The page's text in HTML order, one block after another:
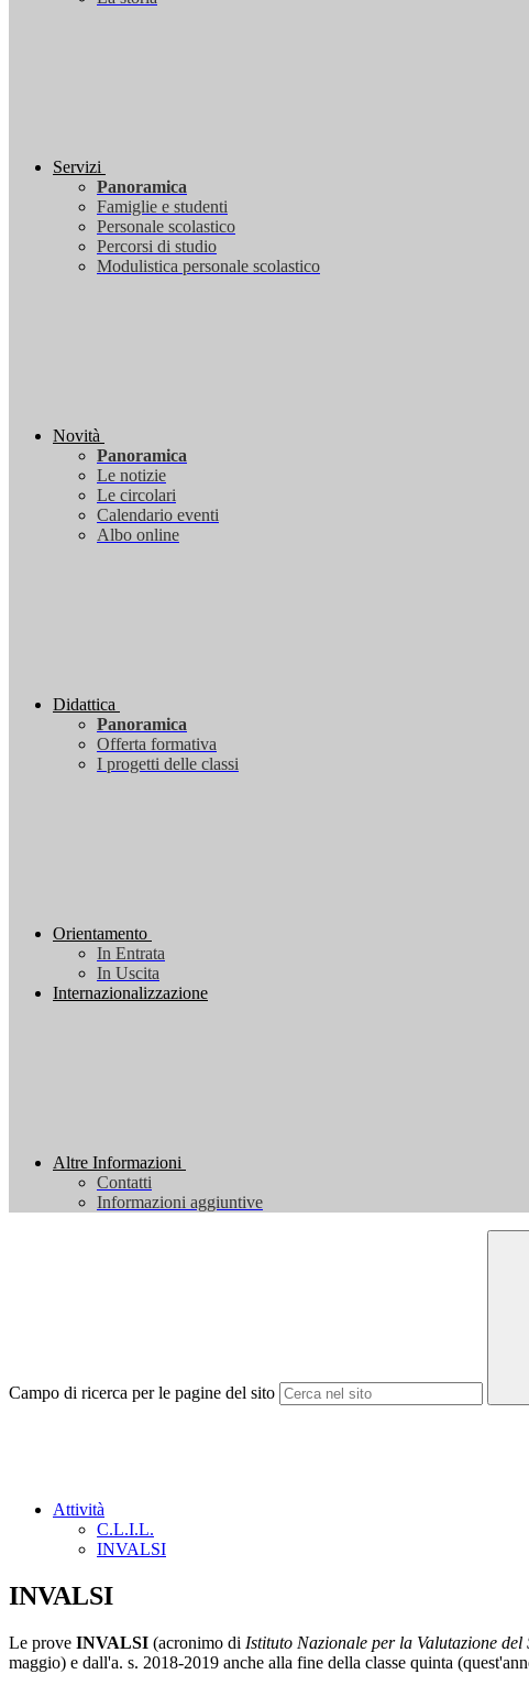
Servizi
Panoramica
Famiglie e studenti
Personale scolastico
Percorsi di studio
Modulistica personale scolastico
Novità
Panoramica
Le notizie
Le circolari
Calendario eventi
Albo online
Didattica
Panoramica
Offerta formativa
I progetti delle classi
Orientamento
In Entrata
In Uscita
Internazionalizzazione
Altre Informazioni
Contatti
Informazioni aggiuntive
Campo di ricerca per le pagine del sito
Attività
C.L.I.L.
INVALSI
INVALSI
Le prove INVALSI (acronimo di Istituto Nazionale per la Valutazione del
maggio) e dall'a. s. 2018-2019 anche alla fine della classe quinta